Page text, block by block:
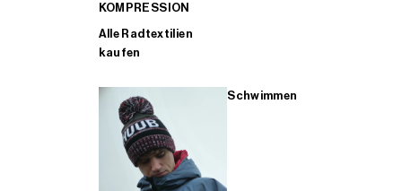
KOMPRESSION
Alle Radtextilien
kaufen
Schwimmen